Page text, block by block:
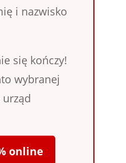
i nazwisko
się kończy!
wybranej
online